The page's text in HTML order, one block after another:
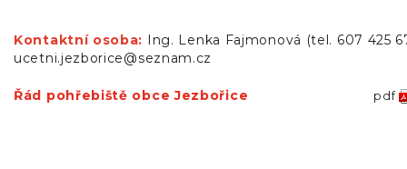
Kontaktní osoba: Ing. Lenka Fajmonová (tel. 607 425
ucetni.jezborice@seznam.cz
Řád pohřebiště obce Jezbořice pdf